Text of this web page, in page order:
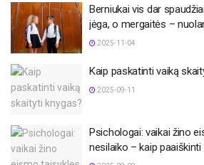
Berniukai vis dar
jėga, o mergaitės –
2025-11-04
Kaip paskatinti vaiką
2025-09-11
Psichologai: vaikai žino
nesilaiko – kaip